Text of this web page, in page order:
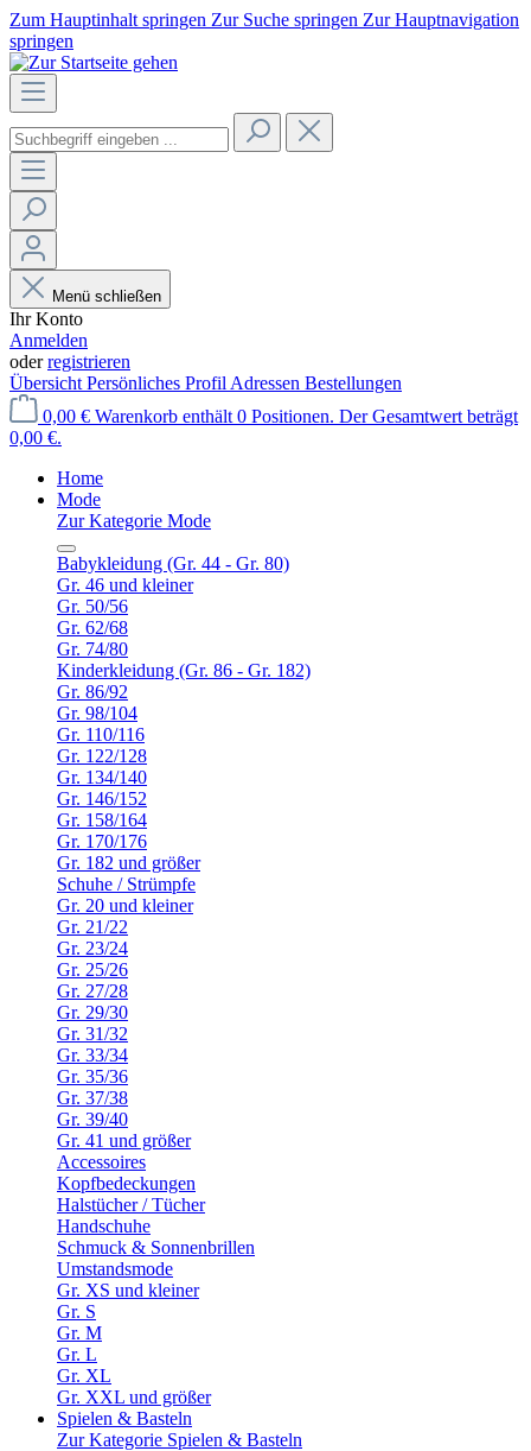
Zum Hauptinhalt springen Zur Suche springen Zur Hauptnavigation
springen
Menü schließen
Ihr Konto
Anmelden
oderregistrieren
Übersicht Persönliches Profil Adressen Bestellungen
0,00 € Warenkorb enthält 0 Positionen. Der Gesamtwert beträgt
0,00 €.
Home
Mode
Zur Kategorie Mode
Babykleidung (Gr. 44 - Gr. 80)
Gr. 46 und kleiner
Gr. 50/56
Gr. 62/68
Gr. 74/80
Kinderkleidung (Gr. 86 - Gr. 182)
Gr. 86/92
Gr. 98/104
Gr. 110/116
Gr. 122/128
Gr. 134/140
Gr. 146/152
Gr. 158/164
Gr. 170/176
Gr. 182 und größer
Schuhe / Strümpfe
Gr. 20 und kleiner
Gr. 21/22
Gr. 23/24
Gr. 25/26
Gr. 27/28
Gr. 29/30
Gr. 31/32
Gr. 33/34
Gr. 35/36
Gr. 37/38
Gr. 39/40
Gr. 41 und größer
Accessoires
Kopfbedeckungen
Halstücher / Tücher
Handschuhe
Schmuck & Sonnenbrillen
Umstandsmode
Gr. XS und kleiner
Gr. S
Gr. M
Gr. L
Gr. XL
Gr. XXL und größer
Spielen & Basteln
Zur Kategorie Spielen & Basteln